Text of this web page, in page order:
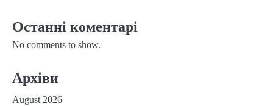
Останні коментарі
No comments to show.
Архіви
August 2026